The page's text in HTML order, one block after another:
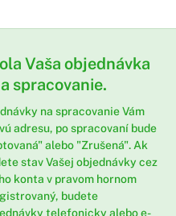
Vaša objednávka
spracovanie.
na spracovanie Vám
adresu, po spracovaní bude
alebo "Zrušená". Ak
stav Vašej objednávky cez
konta v pravom hornom
budete
telefonicky alebo e-